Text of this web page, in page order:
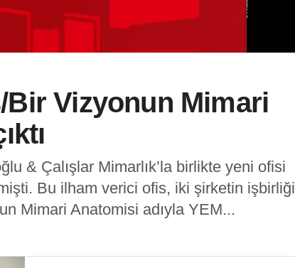
Vizyonun Mimari
& Çalışlar Mimarlık’la birlikte yeni ofisi
Bu ilham verici ofis, iki şirketin işbirliği
Mimari Anatomisi adıyla YEM...